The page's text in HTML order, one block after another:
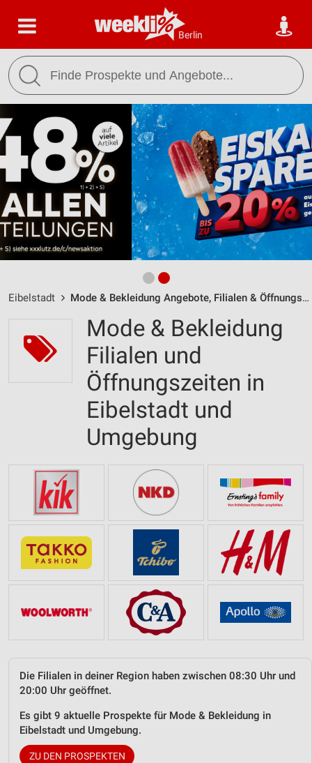
Berlin
Eibelstadt Mode & Bekleidung Angebote, Filialen & Öffnungszeiten
Mode & Bekleidung
Filialen und
Öffnungszeiten in
Eibelstadt und
Umgebung
Die Filialen in deiner Region haben zwischen 08:30 Uhr und
20:00 Uhr geöffnet.
Es gibt 9 aktuelle Prospekte für Mode & Bekleidung in
Eibelstadt und Umgebung.
ZU DEN PROSPEKTEN